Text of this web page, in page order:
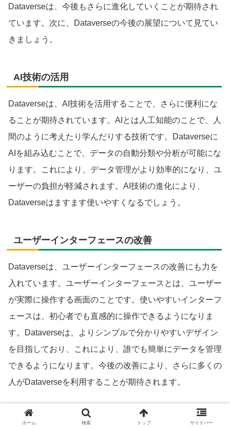
Dataverseは、今後もさらに進化していくことが期待され
ています。次に、Dataverseの今後の展望について見てい
きましょう。
AI技術の活用
Dataverseは、AI技術を活用することで、さらに便利にな
ることが期待されています。AIとは人工知能のことで、人
間のように考えたり学んだりする技術です。Dataverseに
AIを組み込むことで、データの自動分類や分析が可能にな
ります。これにより、データ管理がより効率的になり、ユ
ーザーの負担が軽減されます。AI技術の進化により、
Dataverseはますます使いやすくなるでしょう。
ユーザーインターフェースの改善
Dataverseは、ユーザーインターフェースの改善にも力を
入れています。ユーザーインターフェースとは、ユーザー
が実際に操作する画面のことです。使いやすいインターフ
ェースは、初心者でも直感的に操作できるようになりま
す。Dataverseは、よりシンプルで分かりやすいデザイン
を目指しており、これにより、誰でも簡単にデータを管理
できるようになります。今後の改善により、さらに多くの
人がDataverseを利用することが期待されます。
新しい機能の追加
ホーム 検索 トップ サイドバー